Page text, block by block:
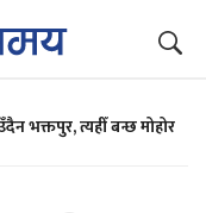
भक्तपुर, त्यहीँ बन्छ मोहोर